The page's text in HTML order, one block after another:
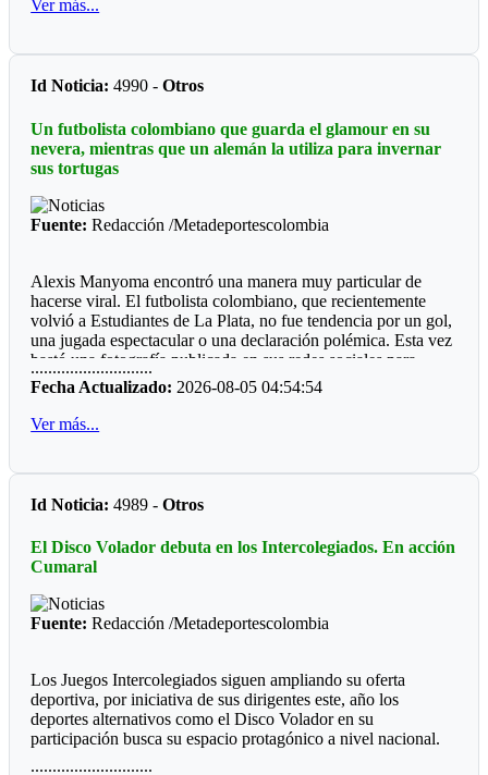
El pasado fin de semana se cumplió en el polideportivo del
patrocinada por el alcalde a José Fernando Peña Rabelo y
comunidad deportiva, hubo dos pantallas LED, sonido
profesional, juego de luces, quince combates y una buena
asistencia de público.
*Mesetas *
un campeonato de departamental, ya que hace presencia la
gran mayoría municipios do de hay boxeo.
Por qué será, que las entidades deporte, ya sean del orden
departamental o municipal le hacen "el feo" a eventos, que
valen la pena ver los recursos del Estado bien invertidos.
Ver más...
Id Noticia: 4990 -Otros
Un futbolista colombiano que guarda el glamour en su
nevera, mientras que un alemán la utiliza para invernar
sus tortugas
Fuente: Redacción /Metadeportescolombia
Alexis Manyoma encontró una manera muy particular de
hacerse viral. El futbolista colombiano, que recientemente
volvió a Estudiantes de La Plata, no fue tendencia por un gol,
una jugada espectacular o una declaración polémica. Esta vez
bastó una fotografía publicada en sus redes sociales para
despertar la curiosidad de miles de personas: un refrigerador
completamente lleno de perfumes.
La imagen sorprendió porque, al abrir la nevera, no aparecían
distintas fragancias perfectamente acomodados en los
compartimentos. Mientras muchos deportistas presumen
autos, relojes o camisetas, Manyoma llamó la atención
habitual de conservarla.
*Reacciones*
Como era de esperarse, las redes sociales reaccionaron de
almorzaría un perfume de la marca Lattafa, mientras algunos
recordaron la famosa frase de Teófilo Gutiérrez: “Perfume
europeo, papi”. En pocas horas, la publicación acumuló miles
de reacciones.
............................
Fecha Actualizado: 2026-08-05 04:54:54
Ver más...
Id Noticia: 4989 -Otros
El Disco Volador debuta en los Intercolegiados. En acción
Cumaral
Fuente: Redacción /Metadeportescolombia
Los Juegos Intercolegiados siguen ampliando su oferta
deportiva, por iniciativa de sus dirigentes este, año los
deportes alternativos como el Disco Volador en su
participación busca su espacio protagónico a nivel nacional.
............................